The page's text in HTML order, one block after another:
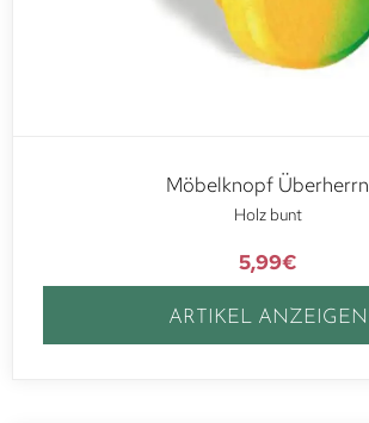
Möbelknopf Überherrn
Holz bunt
5,99€
ARTIKEL ANZEIGEN